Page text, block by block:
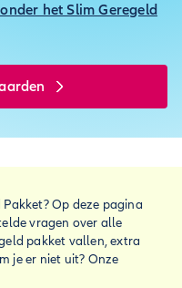
het Slim Geregeld
Op deze pagina
vragen over alle
pakket vallen, extra
je er niet uit? Onze